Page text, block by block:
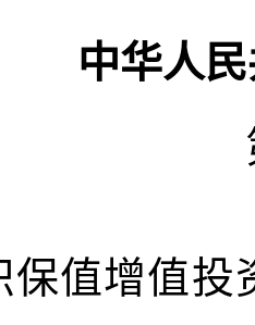
中华人
保值增值